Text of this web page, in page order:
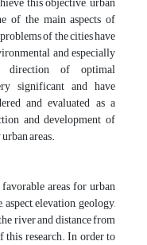
of the main aspects of
of the cities have
and especially
direction of optimal
significant and have
and evaluated as a
and development of
areas.
areas for urban
elevation, geology,
river and distance from
this research. In order to